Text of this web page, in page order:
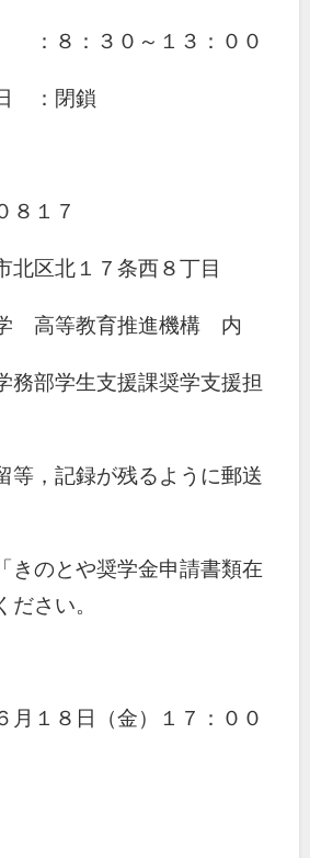
０～１３：００
：閉鎖
１７
区北１７条西８丁目
等教育推進機構 内
部学生支援課奨学支援担
記録が残るように郵送
とや奨学金申請書類在
ださい。
８日（金）１７：００